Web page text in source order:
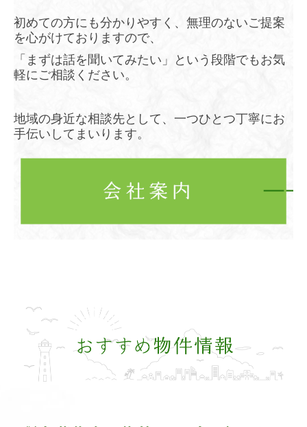
初めての方にも分かりやすく、無理のないご提案
を心がけておりますので、
「まずは話を聞いてみたい」という段階でもお気
軽にご相談ください。
地域の身近な相談先として、一つひとつ丁寧にお
手伝いしてまいります。